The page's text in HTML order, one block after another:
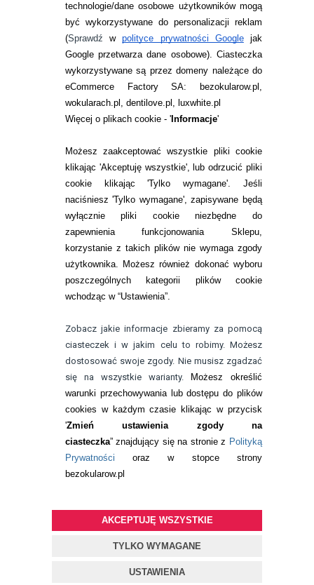
technologie/dane osobowe użytkowników mogą
być wykorzystywane do personalizacji reklam
(Sprawdźwpolityce prywatności Googlejak
Google przetwarza dane osobowe). Ciasteczka
wykorzystywane są przez domeny należące do
eCommerce Factory SA: bezokularow.pl,
wokularach.pl, dentilove.pl, luxwhite.pl
Więcej o plikach cookie - 'Informacje'
Możesz zaakceptować wszystkie pliki cookie
klikając 'Akceptuję wszystkie', lub odrzucić pliki
cookie klikając 'Tylko wymagane'. Jeśli
naciśniesz 'Tylko wymagane', zapisywane będą
wyłącznie pliki cookie niezbędne do
zapewnienia funkcjonowania Sklepu,
korzystanie z takich plików nie wymaga zgody
użytkownika. Możesz również dokonać wyboru
poszczególnych kategorii plików cookie
wchodząc w “Ustawienia”.
Zobacz jakie informacje zbieramy za pomocą
ciasteczek i w jakim celu to robimy. Możesz
dostosować swoje zgody. Nie musisz zgadzać
się na wszystkie warianty.
Możesz określić
warunki przechowywania lub dostępu do plików
cookies w każdym czasie klikając w przycisk
'Zmień ustawienia zgody na
ciasteczka” znajdujący się na stronie z Polityką
Prywatności oraz w stopce strony
bezokularow.pl
AKCEPTUJĘ WSZYSTKIE
TYLKO WYMAGANE
USTAWIENIA
JAK ZAMAWIAĆ?
ZWROTY I REKLAMACJA
WARUNKI ZAKUPÓW
RANKINGI SOCZEWEK
SOCZEWKI KOLOROWE
Zwrot (odstąpienie od umowy)
ZMIEŃ USTAWIENIA ZGODY NA CIASTECZKA
KONTAKT
telefon:
22 113 44 42
telefon:
732 08 08 72
kontakt@bezokularow.pl
BEZOKULARÓW.PL | soczewki kontaktowe i płyny